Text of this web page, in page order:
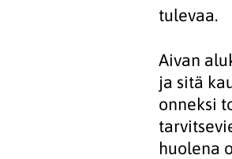
tulevaa.
Aivan
ja sitä
onneksi
huolena